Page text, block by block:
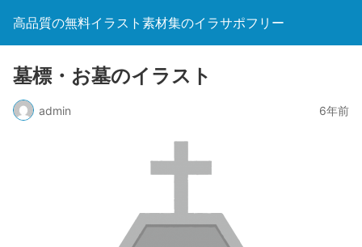
高品質の無料イラスト素材集のイラサポフリー
墓標・お墓のイラスト
admin 6年前